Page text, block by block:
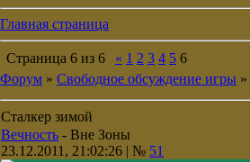
Главная страница
Страница 6 из 6 « 1 2 3 4 5 6
Форум » Свободное обсуждение игры »
Сталкер зимой
Вечность - Вне Зоны
23.12.2011, 21:02:26 | № 51